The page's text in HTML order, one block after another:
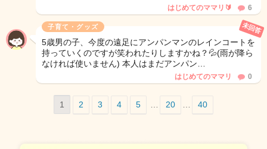
はじめてのママリ🔰 6
子育て・グッズ
5歳男の子、今度の遠足にアンパンマンのレインコートを
持っていくのですが笑われたりしますかね？💦(雨が降ら
なければ使いません) 本人はまだアンパン…
未回答
はじめてのママリ 0
1 2 3 4 5 20 40